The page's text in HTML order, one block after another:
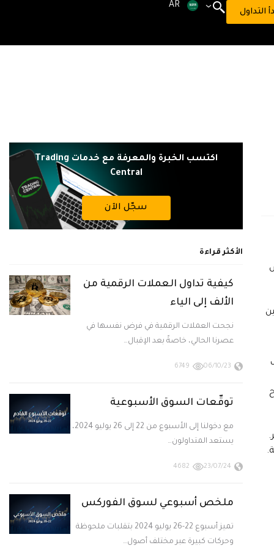
التداول
AR
اكتسب الخبرة والمعرفة مع خدمات Trading
Central
سجّل الآن
الأكثر قراءة
كيفية تداول العملات الرقمية من
الألف إلى الياء
نجحت العملات الرقمية في فرض نفسها في
عصرنا الحالي، خاصةً بعد الإقبال…
06/10/23
6749
توقّعات السوق الأسبوعية
مع دخولنا إلى الأسبوع من 22 إلى 26 يوليو 2024،
يستعد المتداولون…
23/07/24
4682
ملخص أسبوعي لسوق الفوركس
تميز أسبوع 22-26 يوليو 2024 بتقلبات ملحوظة
وحركات كبيرة عبر مختلف أصول…